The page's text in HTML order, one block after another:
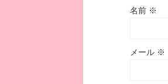
名前 ※
メール ※